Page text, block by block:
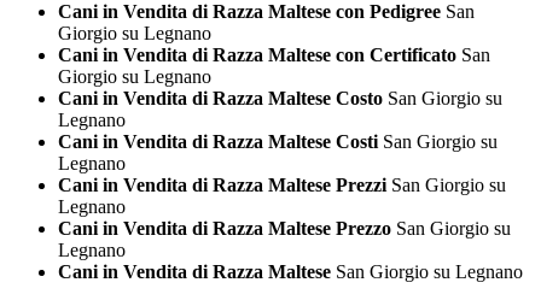
Cani in Vendita di Razza Maltese con Pedigree San
Giorgio su Legnano
Cani in Vendita di Razza Maltese con Certificato San
Giorgio su Legnano
Cani in Vendita di Razza Maltese Costo San Giorgio su
Legnano
Cani in Vendita di Razza Maltese CostiSan Giorgio su
Legnano
Cani in Vendita di Razza Maltese PrezziSan Giorgio su
Legnano
Cani in Vendita di Razza Maltese Prezzo San Giorgio su
Legnano
Cani in Vendita di Razza Maltese San Giorgio su Legnano